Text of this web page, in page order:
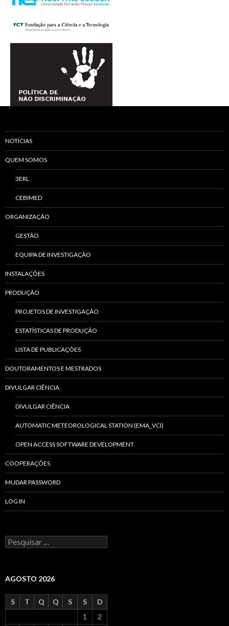
NOTÍCIAS
QUEM SOMOS
3ERL
CEBIMED
ORGANIZAÇÃO
GESTÃO
EQUIPA DE INVESTIGAÇÃO
INSTALAÇÕES
PRODUÇÃO
PROJETOS DE INVESTIGAÇÃO
ESTATÍSTICAS DE PRODUÇÃO
LISTA DE PUBLICAÇÕES
DOUTORAMENTOS E MESTRADOS
DIVULGAR CIÊNCIA
DIVULGAR CIÊNCIA
AUTOMATIC METEOROLOGICAL STATION (EMA_VCI)
OPEN ACCESS SOFTWARE DEVELOPMENT
COOPERAÇÕES
MUDAR PASSWORD
LOG IN
P
r
u
a
o
AGOSTO 2026
S T Q Q S S
D
1
2